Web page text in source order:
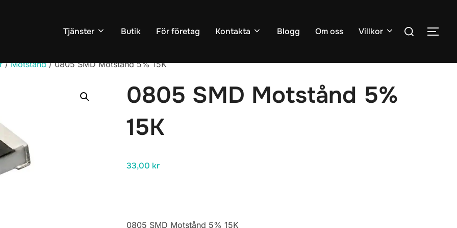
Tjänster Butik För företag Kontakta Blogg Om oss Villkor
Sök
efter:
SLÅ
/Motstånd/ 0805 SMD Motstånd 5% 15K
0805 SMD Motstånd 5%
15K
33,00 kr
0805 SMD Motstånd 5% 15K